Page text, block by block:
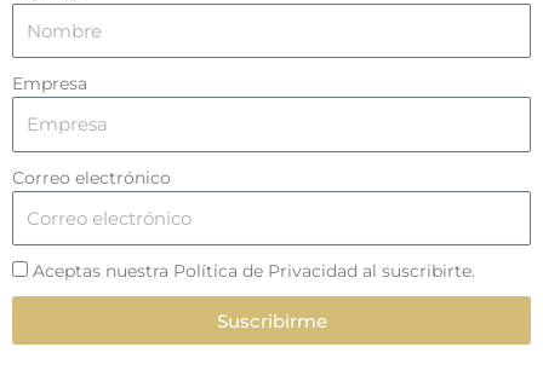
Empresa
Correo electrónico
Aceptas nuestra Política de Privacidad al suscribirte.
Suscribirme